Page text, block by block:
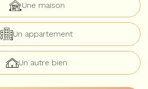
Une maison
Un appartement
Un autre bien